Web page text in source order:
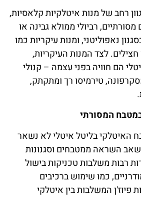
רחב של מנות איטלקיות קלאסיות,
רביולי ממולא גבינה או
נאפוליטני, ומנות עיקריות כמו
לצד המנות העיקריות,
הם חוויה בפני עצמה – קנולי
טירמיסו רך ומתקתק,
המסורתי
האיטלקי בליטל איטלי לא נשאר
השראה ממטבחים וסגנונות
רבות משלבות טכניקות בישול
כמו שימוש ברכיבים
פיוז'ן המשלבות בין איטלקי